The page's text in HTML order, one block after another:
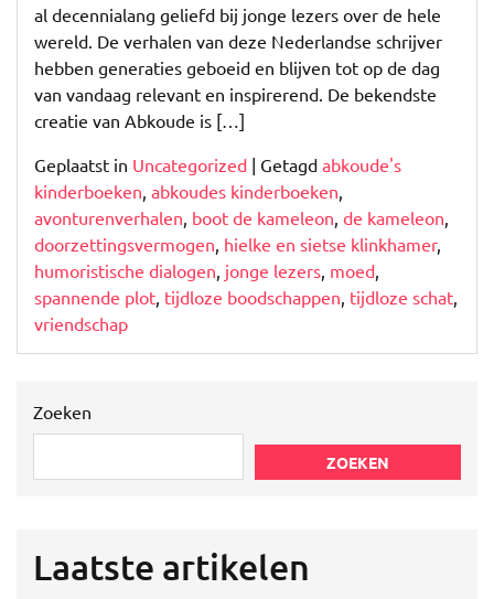
al decennialang geliefd bij jonge lezers over de hele
wereld. De verhalen van deze Nederlandse schrijver
hebben generaties geboeid en blijven tot op de dag
van vandaag relevant en inspirerend. De bekendste
creatie van Abkoude is […]
Geplaatst in Uncategorized | Getagd abkoude's
kinderboeken, abkoudes kinderboeken,
avonturenverhalen, boot de kameleon, de kameleon,
doorzettingsvermogen, hielke en sietse klinkhamer,
humoristische dialogen, jonge lezers, moed,
spannende plot, tijdloze boodschappen, tijdloze schat,
vriendschap
Zoeken
ZOEKEN
Laatste artikelen